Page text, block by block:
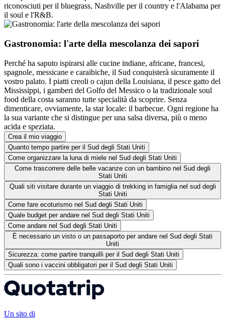
riconosciuti per il bluegrass, Nashville per il country e l'Alabama per
il soul e l'R&B.
Gastronomia: l'arte della mescolanza dei sapori
Perché ha saputo ispirarsi alle cucine indiane, africane, francesi,
spagnole, messicane e caraibiche, il Sud conquisterà sicuramente il
vostro palato. I piatti creoli o cajun della Louisiana, il pesce gatto del
Mississippi, i gamberi del Golfo del Messico o la tradizionale soul
food della costa saranno tutte specialità da scoprire. Senza
dimenticare, ovviamente, la star locale: il barbecue. Ogni regione ha
la sua variante che si distingue per una salsa diversa, più o meno
acida e speziata.
Crea il mio viaggio
Quanto tempo partire per il Sud degli Stati Uniti
Come organizzare la luna di miele nel Sud degli Stati Uniti
Come trascorrere delle belle vacanze con un bambino nel Sud degli
Stati Uniti
Quali siti visitare durante un viaggio di trekking in famiglia nel sud degli
Stati Uniti
Come fare ecoturismo nel Sud degli Stati Uniti
Quale budget per andare nel Sud degli Stati Uniti
Come andare nel Sud degli Stati Uniti
È necessario un visto o un passaporto per andare nel Sud degli Stati
Uniti
Sicurezza: come partire tranquilli per il Sud degli Stati Uniti
Quali sono i vaccini obbligatori per il Sud degli Stati Uniti
Un sito di